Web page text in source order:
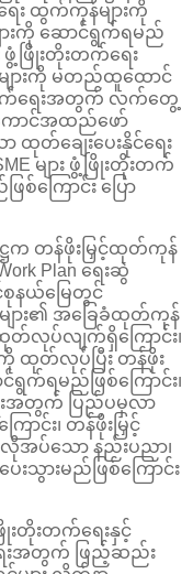
ေး ထွက်ကုန်များကို
းကို ဆောင်ရွက်ရမည်
း ဖွံ့ဖြိုးတိုးတက်ရေး
များကို မတည်ထူထောင်
တိုးတက်ရေးအတွက် လက်တွေ့
ာင်အထည်ဖော်
ထုတ်ချေးပေးနိုင်ရေး
များ ဖွံ့ဖြိုးတိုးတက်
ြစ်ကြောင်း ပြော
က တန်ဖိုးမြှင့်ထုတ်ကုန်
Plan ရေးဆွဲ
စုနယ်မြေတွင်
ျား၏ အခြေခံထုတ်ကုန်
တ်လုပ်လျက်ရှိကြောင်း၊
ထုတ်လုပ်ပြီး တန်ဖိုး
ရွက်ရမည်ဖြစ်ကြောင်း၊
းအတွက် ပြည်ပမှလာ
ာင်း၊ တန်ဖိုးမြှင့်
ပ်သော နည်းပညာ၊
းသွားမည်ဖြစ်ကြောင်း
တိုးတက်ရေးနှင့်
းအတွက် ဖြည့်ဆည်း